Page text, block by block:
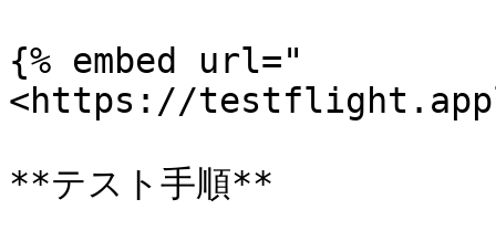
{% embed url="
<https://
**テスト手順**